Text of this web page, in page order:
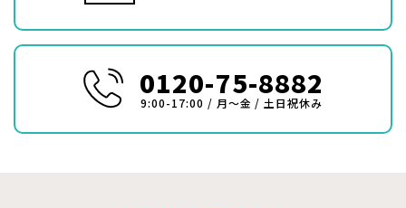
0120-75-8882
9:00-17:00 / 月〜金 / 土日祝休み